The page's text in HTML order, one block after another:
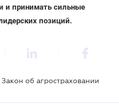
и принимать сильные
позиций.
об агростраховании